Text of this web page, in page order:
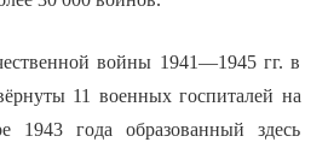
войны 1941—1945 гг. в
11 военных госпиталей на
1943 года образованный здесь